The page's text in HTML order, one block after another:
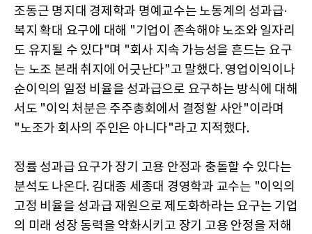
조동근 명지대 경제학과 명예교수는 노동계의 성과급·
복지 확대 요구에 대해 "기업이 존속해야 노조와 일자리
도 유지될 수 있다"며 "회사 지속 가능성을 흔드는 요구
는 노조 본래 취지에 어긋난다"고 말했다. 영업이익이나
순이익의 일정 비율을 성과급으로 요구하는 방식에 대해
서도 "이익 처분은 주주총회에서 결정할 사안"이라며
"노조가 회사의 주인은 아니다"라고 지적했다.
정률 성과급 요구가 장기 고용 안정과 충돌할 수 있다는
분석도 나온다. 김대종 세종대 경영학과 교수는 "이익의
고정 비율을 성과급 재원으로 제도화하라는 요구는 기업
의 미래 성장 동력을 약화시키고 장기 고용 안정을 저해